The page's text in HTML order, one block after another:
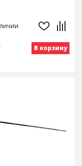
В корзину